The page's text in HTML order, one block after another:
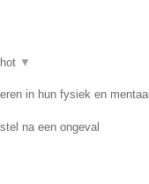
▼
in hun fysiek en mentaal
na een ongeval